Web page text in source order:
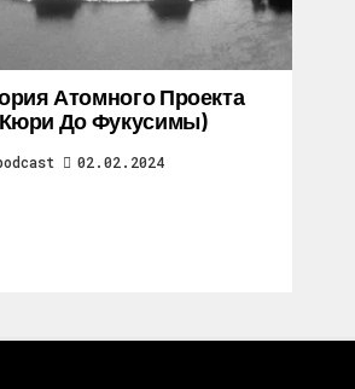
Атомного Проекта
До Фукусимы)
02.02.2024